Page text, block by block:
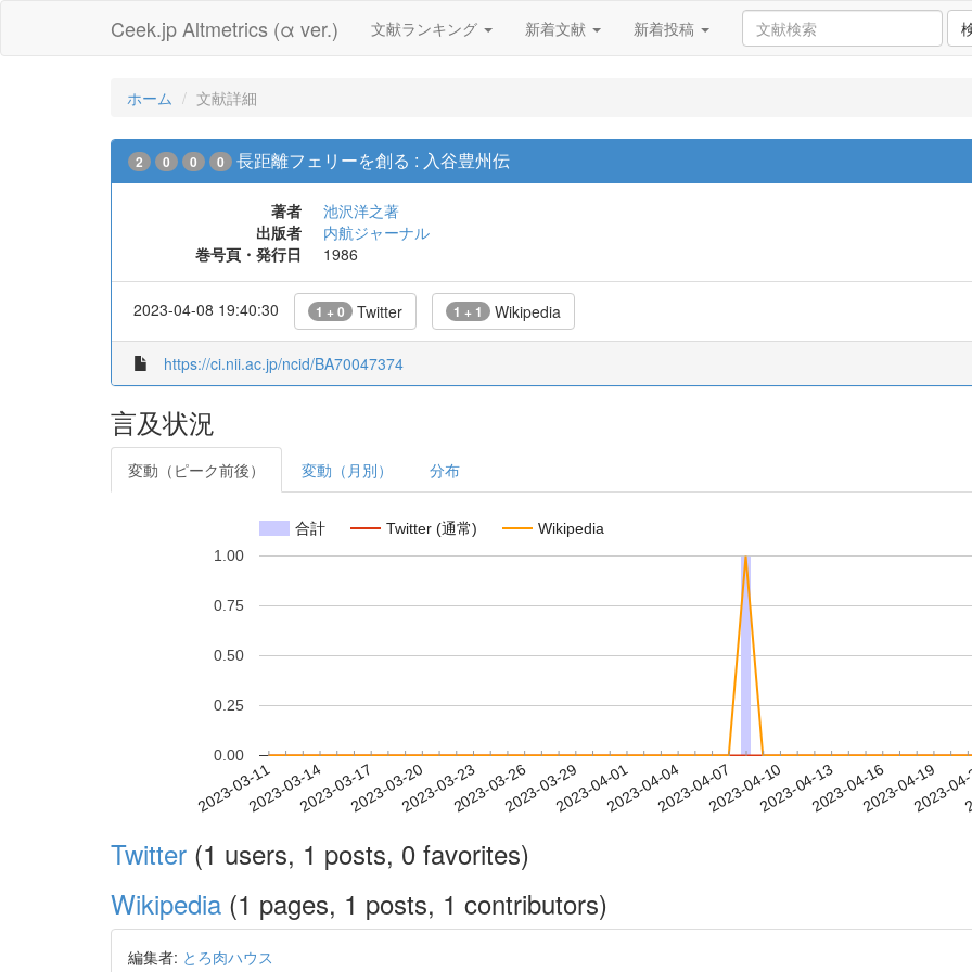
Ceek.jp Altmetrics (α ver.) 文献ランキング 新着文献 新着投稿
ホーム 文献詳細
2 0 0 0 長距離フェリーを創る : 入谷豊州伝
著者
池沢洋之著
出版者
内航ジャーナル
巻号頁・発行日
1986
2023-04-08 19:40:30 1 + 0 Twitter 1 + 1 Wikipedia
https://ci.nii.ac.jp/ncid/BA70047374
言及状況
変動（ピーク前後） 変動（月別） 分布
合計 Twitter (通常) Wikipedia
2023-03-112023-03-142023-03-172023-03-202023-03-232023-03-262023-03-292023-04-012023-04-042023-04-072023-04-102023-04-132023-04-162023-04-19
2023-
0.00
0.25
0.50
0.75
1.00
Twitter (1 users, 1 posts, 0 favorites)
Wikipedia (1 pages, 1 posts, 1 contributors)
編集者: とろ肉ハウス